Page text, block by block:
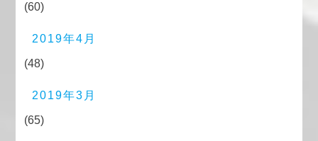
(60)
2019年4月
(48)
2019年3月
(65)